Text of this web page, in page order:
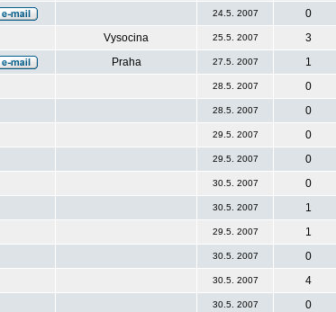
24.5. 2007
0
Vysocina 25.5. 2007
3
Praha 27.5. 2007
1
28.5. 2007
0
28.5. 2007
0
29.5. 2007
0
29.5. 2007
0
30.5. 2007
0
30.5. 2007
1
29.5. 2007
1
30.5. 2007
0
30.5. 2007
4
30.5. 2007
0